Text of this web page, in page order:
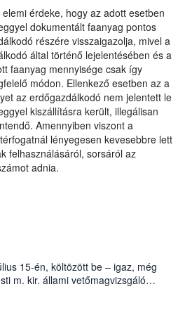
érdeke, hogy az adott esetben
dokumentált faanyag pontos
részére visszaigazolja, mivel a
által történő lejelentésében és a
faanyag mennyisége csak így
módon. Ellenkező esetben az a
az erdőgazdálkodó nem jelentett le
kiszállításra került, illegálisan
Amennyiben viszont a
lényegesen kevesebbre lett
felhasználásáról, sorsáról az
adnia.
15-én, költözött be – igaz, még
m. kir. állami vetőmagvizsgáló
szám alatti, Czigler Győző által